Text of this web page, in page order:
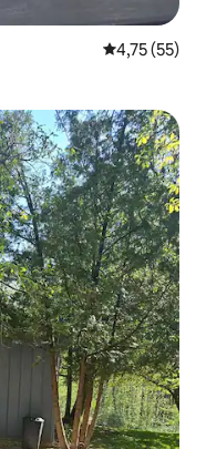
Gemiddelde
4,75 (55)